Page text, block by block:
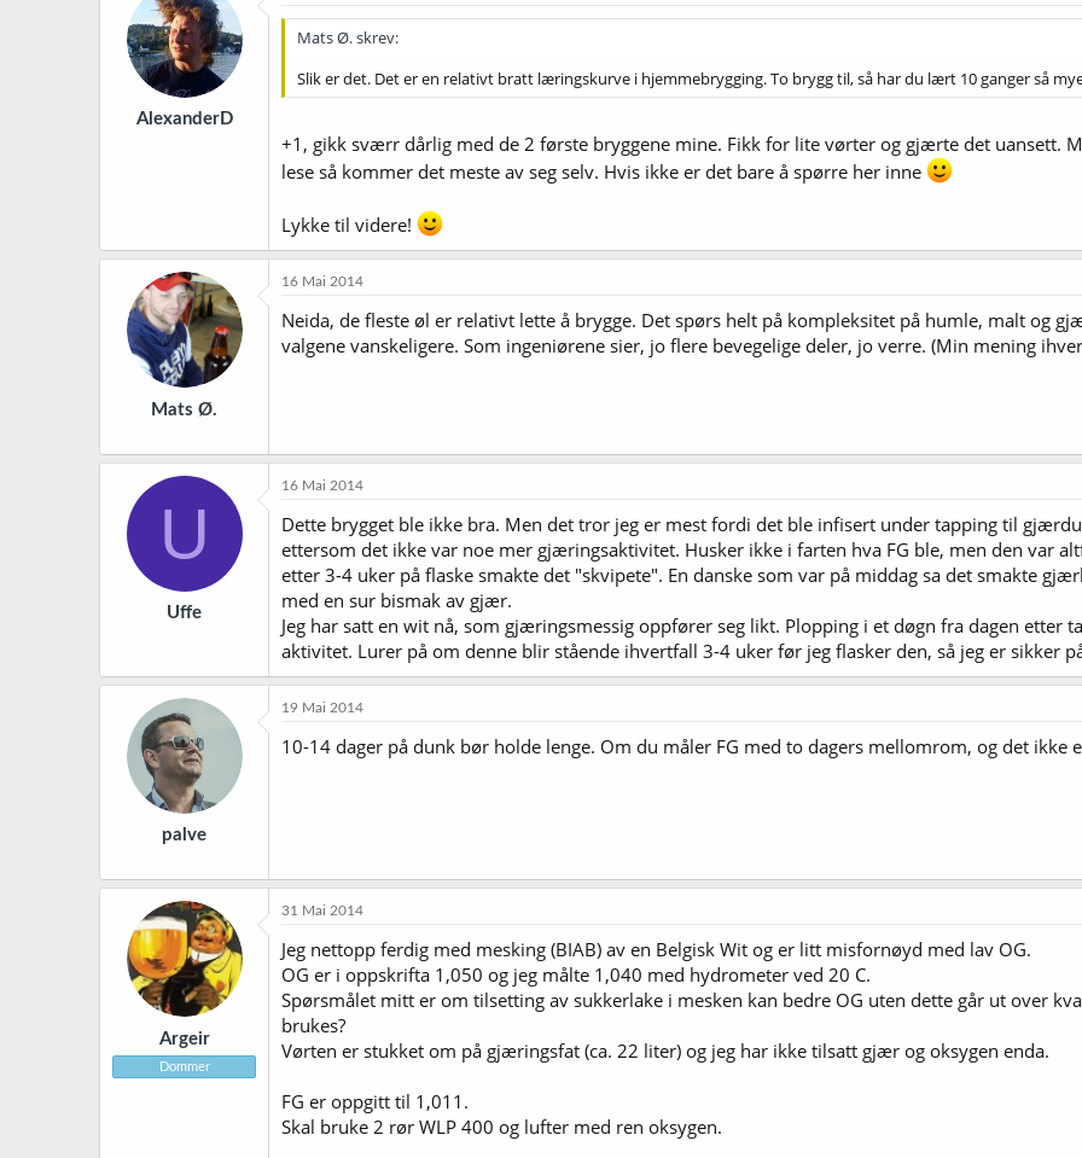
AlexanderD
Mats Ø. skrev:
Slik er det. Det er en relativt bratt læringskurve i hjemmebrygging. To brygg til, så har du lært 10 ganger så
+1, gikk sværr dårlig med de 2 første bryggene mine. Fikk for lite vørter og gjærte det uansett.
lese så kommer det meste av seg selv. Hvis ikke er det bare å spørre her inne
Lykke til videre!
Mats Ø.
16 Mai 2014
Neida, de fleste øl er relativt lette å brygge. Det spørs helt på kompleksitet på humle, malt og
valgene vanskeligere. Som ingeniørene sier, jo flere bevegelige deler, jo verre. (Min mening
U
Uffe
16 Mai 2014
Dette brygget ble ikke bra. Men det tror jeg er mest fordi det ble infisert under tapping til
ettersom det ikke var noe mer gjæringsaktivitet. Husker ikke i farten hva FG ble, men den var
etter 3-4 uker på flaske smakte det "skvipete". En danske som var på middag sa det smakte
med en sur bismak av gjær.
Jeg har satt en wit nå, som gjæringsmessig oppfører seg likt. Plopping i et døgn fra dagen
aktivitet. Lurer på om denne blir stående ihvertfall 3-4 uker før jeg flasker den, så jeg er sikker
palve
19 Mai 2014
10-14 dager på dunk bør holde lenge. Om du måler FG med to dagers mellomrom, og det ikke
Argeir
Dommer
31 Mai 2014
Jeg nettopp ferdig med mesking (BIAB) av en Belgisk Wit og er litt misfornøyd med lav OG.
OG er i oppskrifta 1,050 og jeg målte 1,040 med hydrometer ved 20 C.
Spørsmålet mitt er om tilsetting av sukkerlake i mesken kan bedre OG uten dette går ut over
brukes?
Vørten er stukket om på gjæringsfat (ca. 22 liter) og jeg har ikke tilsatt gjær og oksygen enda.
FG er oppgitt til 1,011.
Skal bruke 2 rør WLP 400 og lufter med ren oksygen.